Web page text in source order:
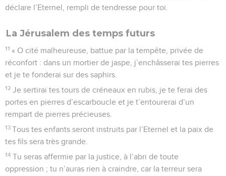
déclare l’Eternel, rempli de tendresse pour toi.
La Jérusalem des temps futurs
11 « O cité malheureuse, battue par la tempête, privée de
réconfort : dans un mortier de jaspe, j’enchâsserai tes pierres
et je te fonderai sur des saphirs.
12 Je sertirai tes tours de créneaux en rubis, je te ferai des
portes en pierres d’escarboucle et je t’entourerai d’un
rempart de pierres précieuses.
13 Tous tes enfants seront instruits par l’Eternel et la paix de
tes fils sera très grande.
14 Tu seras affermie par la justice, à l’abri de toute
oppression ; tu n’auras rien à craindre, car la terreur sera